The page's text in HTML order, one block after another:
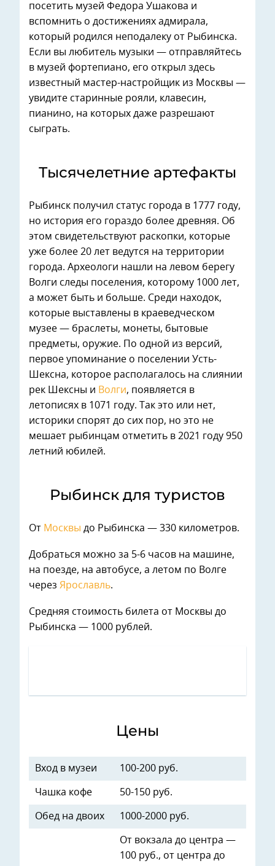
посетить музей Федора Ушакова и
вспомнить о достижениях адмирала,
который родился неподалеку от Рыбинска.
Если вы любитель музыки — отправляйтесь
в музей фортепиано, его открыл здесь
известный мастер-настройщик из Москвы —
увидите старинные рояли, клавесин,
пианино, на которых даже разрешают
сыграть.
Тысячелетние артефакты
Рыбинск получил статус города в 1777 году,
но история его гораздо более древняя. Об
этом свидетельствуют раскопки, которые
уже более 20 лет ведутся на территории
города. Археологи нашли на левом берегу
Волги следы поселения, которому 1000 лет,
а может быть и больше. Среди находок,
которые выставлены в краеведческом
музее — браслеты, монеты, бытовые
предметы, оружие. По одной из версий,
первое упоминание о поселении Усть-
Шексна, которое располагалось на слиянии
рек Шексны и Волги, появляется в
летописях в 1071 году. Так это или нет,
историки спорят до сих пор, но это не
мешает рыбинцам отметить в 2021 году 950
летний юбилей.
Рыбинск для туристов
От Москвы до Рыбинска — 330 километров.
Добраться можно за 5-6 часов на машине,
на поезде, на автобусе, а летом по Волге
через Ярославль.
Средняя стоимость билета от Москвы до
Рыбинска — 1000 рублей.
Цены
Вход в музеи 100-200 руб.
Чашка кофе 50-150 руб.
Обед на двоих 1000-2000 руб.
От вокзала до центра —
100 руб., от центра до